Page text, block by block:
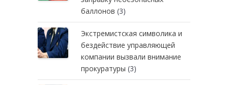
баллонов (3)
Экстремистская символика и
бездействие управляющей
компании вызвали внимание
прокуратуры (3)